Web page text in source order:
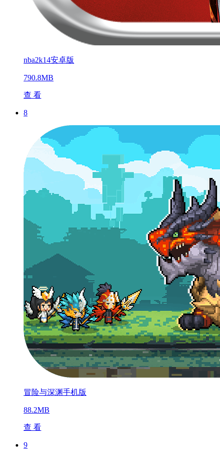
nba2k14安卓版
790.8MB
查 看
8
冒险与深渊手机版
88.2MB
查 看
9